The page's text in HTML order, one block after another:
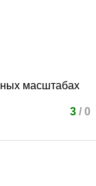
масштабах
3/ 0